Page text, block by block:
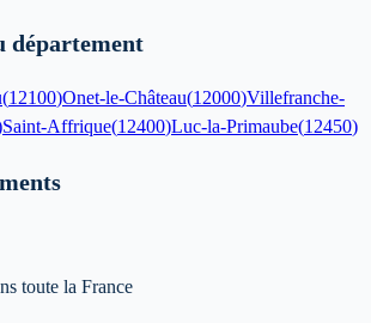
département
(12100)Onet-le-Château(12000)Villefranche-
Saint-Affrique(12400)Luc-la-Primaube(12450)
toute la France